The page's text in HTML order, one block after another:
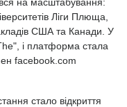
Ліги Плюща,
США та Канади. У
і платформа стала
facebook.com
стало відкриття